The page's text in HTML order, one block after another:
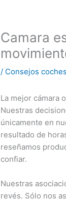
Camara
/ Consejos coches
La mejor cámara
Nuestras
únicamente en
resultado de
reseñamos
confiar.
Nuestras
revés. Sólo nos